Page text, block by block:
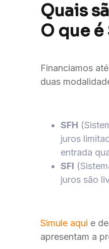
Quais
O que é
Financiamos
duas
SFH
juros
entrada
SFI
juros são
Simule aqui e
apresentam a